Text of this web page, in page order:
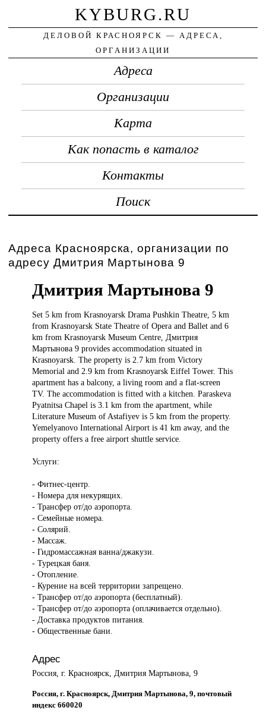
KYBURG.RU
ДЕЛОВОЙ КРАСНОЯРСК — АДРЕСА,
ОРГАНИЗАЦИИ
Адреса
Организации
Карта
Как попасть в каталог
Контакты
Поиск
Адреса Красноярска, организации по
адресу Дмитрия Мартынова 9
Дмитрия Мартынова 9
Set 5km from Krasnoyarsk Drama Pushkin Theatre, 5 km
from Krasnoyarsk State Theatre of Opera and Ballet and 6
km from Krasnoyarsk Museum Centre, Дмитрия
Мартынова 9 provides accommodation situated in
Krasnoyarsk. The property is 2.7 km from Victory
Memorial and 2.9 km from Krasnoyarsk Eiffel Tower. This
apartment has a balcony, a living room and a flat-screen
TV. The accommodation is fitted with a kitchen. Paraskeva
Pyatnitsa Chapel is 3.1 km from the apartment, while
Literature Museum of Astafiyev is 5 km from the property.
Yemelyanovo International Airport is 41 km away, and the
property offers a free airport shuttle service.
Услуги:
- Фитнес-центр.
- Номера для некурящих.
- Трансфер от/до аэропорта.
- Семейные номера.
- Солярий.
- Массаж.
- Гидромассажная ванна/джакузи.
- Турецкая баня.
- Отопление.
- Курение на всей территории запрещено.
- Трансфер от/до аэропорта (бесплатный).
- Трансфер от/до аэропорта (оплачивается отдельно).
- Доставка продуктов питания.
- Общественные бани.
Адрес
Россия, г. Красноярск, Дмитрия Мартынова, 9
Россия, г. Красноярск, Дмитрия Мартынова, 9, почтовый
индекс 660020